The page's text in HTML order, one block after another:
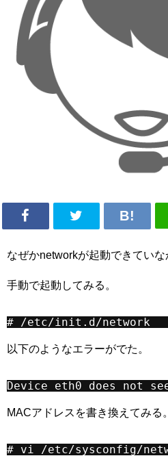
なぜかnetworkが起動できていな
手動で起動してみる。
# /etc/init.d/network
以下のようなエラーがでた。
Device eth0 does not
MACアドレスを書き換えてみる。
# vi /etc/sysconfig/